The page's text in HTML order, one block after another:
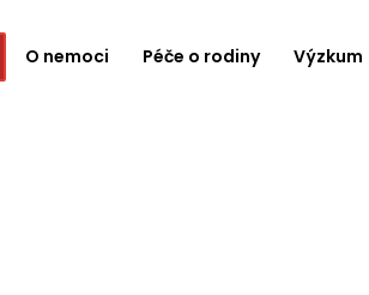
O nemoci Péče o rodiny Výzkum